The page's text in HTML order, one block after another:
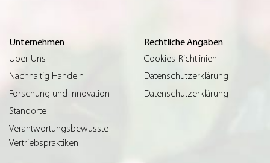
Unternehmen
Über Uns
Nachhaltig Handeln
Forschung und Innovation
Standorte
Verantwortungsbewusste
Vertriebspraktiken
Rechtliche Angaben
Cookies-Richtlinien
Datenschutzerklärung
Datenschutzerklärung